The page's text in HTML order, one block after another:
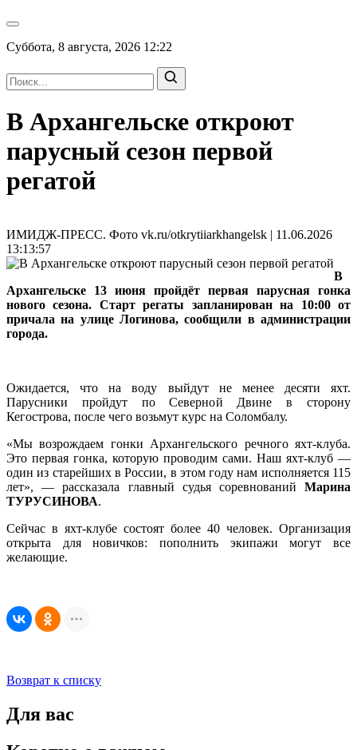
Суббота, 8 августа, 2026 12:22
В Архангельске откроют
парусный сезон первой
регатой
ИМИДЖ-ПРЕСС. Фото vk.ru/otkrytiiarkhangelsk | 11.06.2026
13:13:57
В
Архангельске 13 июня пройдёт первая парусная гонка
нового сезона. Старт регаты запланирован на 10:00 от
причала на улице Логинова, сообщили в администрации
города.
Ожидается, что на воду выйдут не менее десяти яхт.
Парусники пройдут по Северной Двине в сторону
Кегострова, после чего возьмут курс на Соломбалу.
«Мы возрождаем гонки Архангельского речного яхт-клуба.
Это первая гонка, которую проводим сами. Наш яхт-клуб —
один из старейших в России, в этом году нам исполняется 115
лет», — рассказала главный судья соревнований Марина
ТУРУСИНОВА.
Сейчас в яхт-клубе состоят более 40 человек. Организация
открыта для новичков: пополнить экипажи могут все
желающие.
Возврат к списку
Для вас